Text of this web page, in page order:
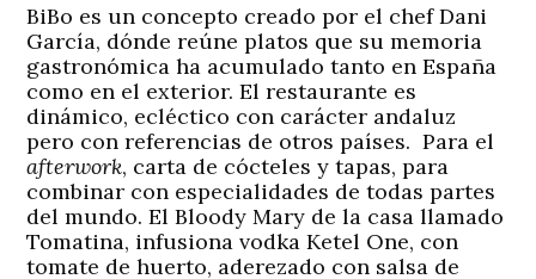
BiBo es un concepto creado por el chef Dani
García, dónde reúne platos que su memoria
gastronómica ha acumulado tanto en España
como en el exterior. El restaurante es
dinámico, ecléctico con carácter andaluz
pero con referencias de otros países. Para el
afterwork, carta de cócteles y tapas, para
combinar con especialidades de todas partes
del mundo. El Bloody Mary de la casa llamado
Tomatina, infusiona vodka Ketel One, con
tomate de huerto, aderezado con salsa de